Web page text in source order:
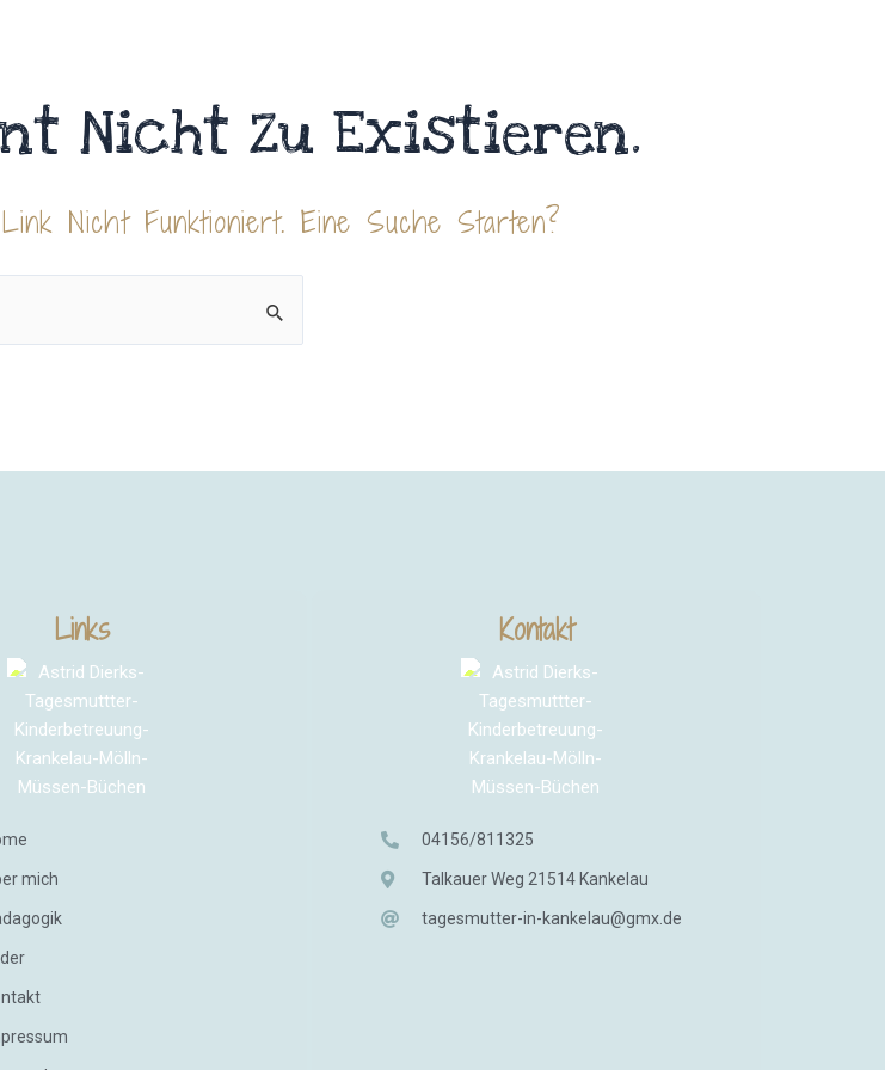
Nicht Zu Existieren.
Nicht Funktioniert. Eine Suche Starten?
Links
mich
Kontakt
04156/811325
Talkauer Weg 21514 Kankelau
tagesmutter-in-kankelau@gmx.de